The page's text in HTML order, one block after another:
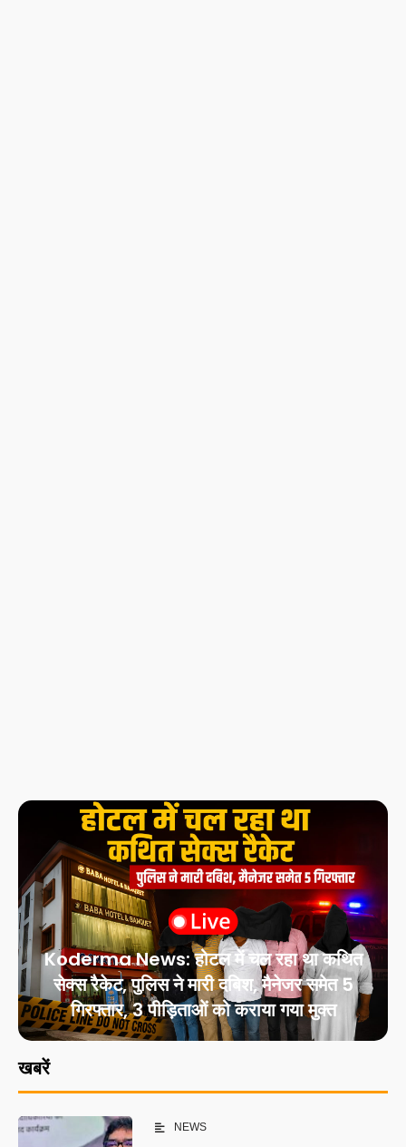
Koderma News: होटल में चल रहा था कथित
सेक्स रैकेट, पुलिस ने मारी दबिश, मैनेजर समेत 5
गिरफ्तार, 3 पीड़िताओं को कराया गया मुक्त
खबरें
NEWS